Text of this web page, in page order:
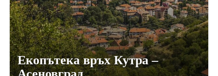
Екопътека връх Кутра –